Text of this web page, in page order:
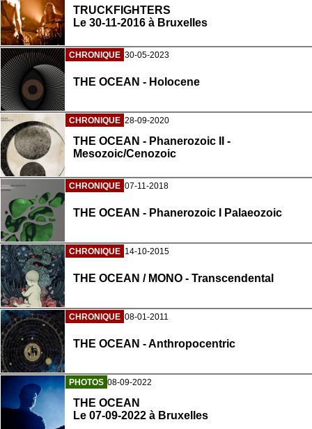
TRUCKFIGHTERS
Le 30-11-2016 à Bruxelles
CHRONIQUE 30-05-2023
THE OCEAN - Holocene
CHRONIQUE 28-09-2020
THE OCEAN - Phanerozoic II -
Mesozoic/Cenozoic
CHRONIQUE 07-11-2018
THE OCEAN - Phanerozoic I Palaeozoic
CHRONIQUE 14-10-2015
THE OCEAN / MONO - Transcendental
CHRONIQUE 08-01-2011
THE OCEAN - Anthropocentric
PHOTOS 08-09-2022
THE OCEAN
Le 07-09-2022 à Bruxelles